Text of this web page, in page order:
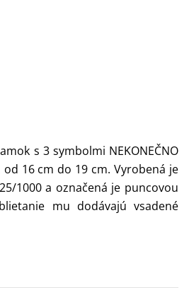
s 3 symbolmi NEKONEČNO
16 cm do 19 cm. Vyrobená je
1000 a označená je puncovou
mu dodávajú vsadené